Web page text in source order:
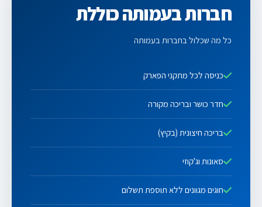
חברות בעמותה כוללת
כל מה שכלול בחברות בעמותה
כניסה לכל מתקני הפארק
חדר כושר ובריכה מקורה
בריכה חיצונית (בקיץ)
סאונות וג'קוזי
חוגים מגוונים ללא תוספת תשלום